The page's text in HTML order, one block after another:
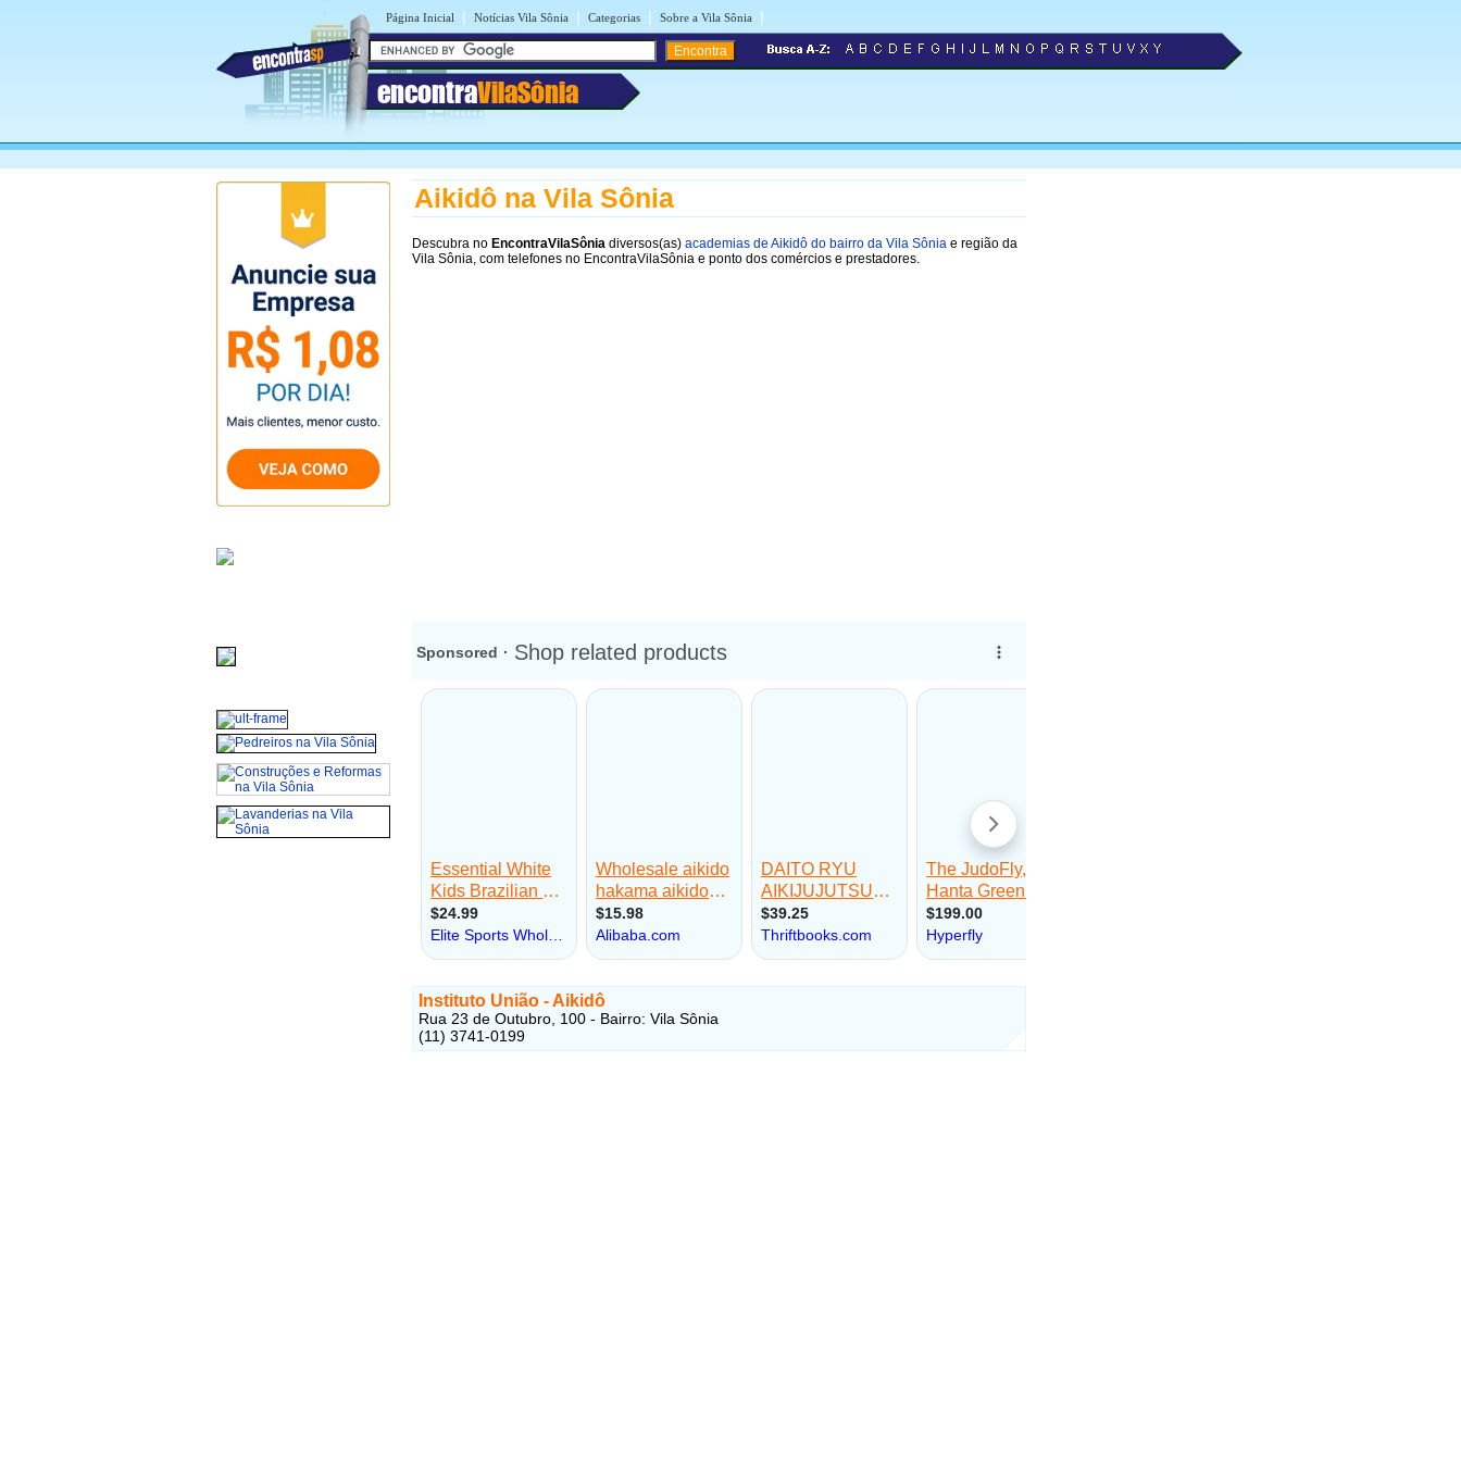
Página Inicial | Notícias Vila Sônia | Categorias | Sobre a Vila Sônia |
encontraVilaSônia
Aikidô na Vila Sônia
Descubra no EncontraVilaSônia diversos(as) academias de Aikidô do bairro da Vila Sônia e região da
Vila Sônia, com telefones no EncontraVilaSônia e ponto dos comércios e prestadores.
Instituto União - Aikidô
Rua 23 de Outubro, 100 - Bairro: Vila Sônia
(11) 3741-0199